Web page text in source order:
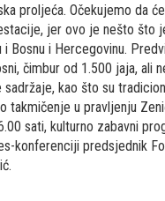
proljeća. Očekujemo da
jer ovo je nešto što
i Bosnu i Hercegovinu.
čimbur od 1.500 jaja, ali
sadržaje, kao što su
takmičenje u pravljenju
sati, kulturno zabavni
konferenciji predsjednik